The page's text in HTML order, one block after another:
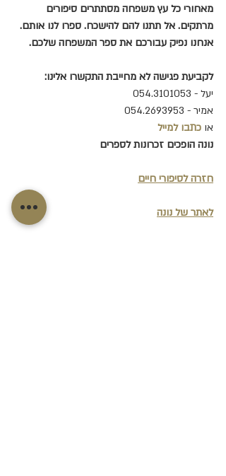
מאחורי כל עץ משפחה מסתתרים סיפורים
מרתקים. אל תתנו להם להישכח. ספרו לנו אותם.
אנחנו נפיק עבורכם את ספר המשפחה שלכם.
לקביעת פגישה לא מחייבת התקשרו אלינו:
יעל - 054.3101053
אמיר - 054.2693953
או כתבו למייל
נונה הופכים זכרונות לספרים
חזרה לסיפורי חיים
לאתר של נונה